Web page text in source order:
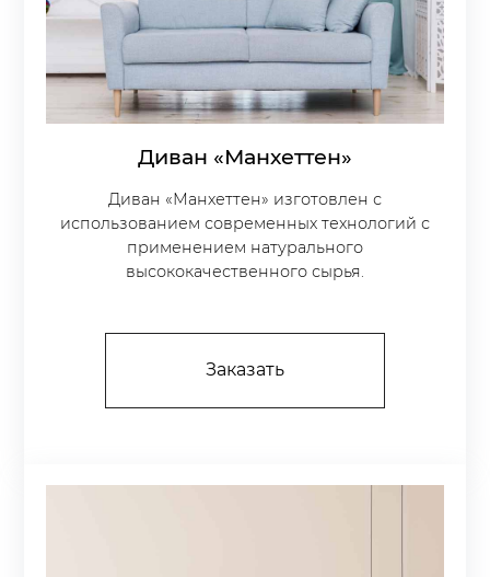
Диван «Манхеттен»
Диван «Манхеттен» изготовлен с
использованием современных технологий с
применением натурального
высококачественного сырья.
Заказать